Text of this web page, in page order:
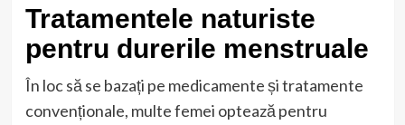
Tratamentele naturiste
pentru durerile menstruale
În loc să se bazați pe medicamente și tratamente
convenționale, multe femei optează pentru